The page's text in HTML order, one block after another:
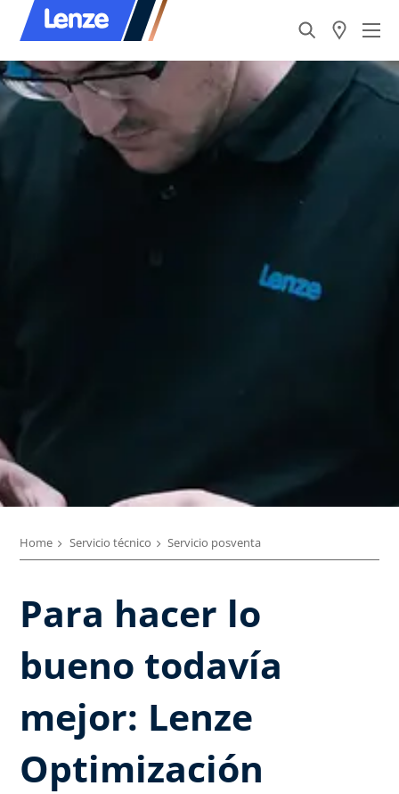
Home Servicio técnico Servicio posventa
Para hacer lo
bueno todavía
mejor: Lenze
Optimización